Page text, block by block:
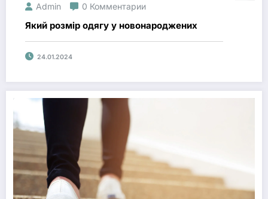
Admin 0 Комментарии
Який розмір одягу у новонароджених
24.01.2024